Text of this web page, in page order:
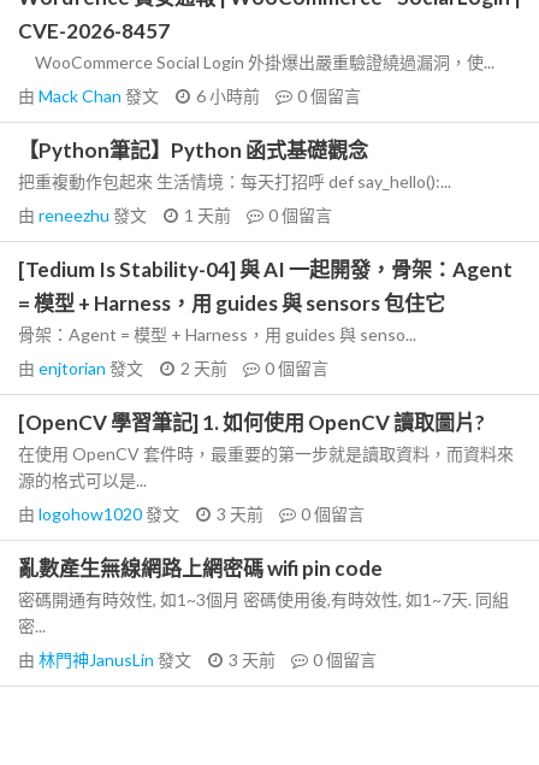
CVE-2026-8457
WooCommerce Social Login 外掛爆出嚴重驗證繞過漏洞，使...
由 Mack Chan 發文 6 小時前 0個留言
【Python筆記】Python 函式基礎觀念
把重複動作包起來 生活情境：每天打招呼 def say_hello():...
由 reneezhu 發文 1 天前 0個留言
[Tedium Is Stability-04] 與 AI 一起開發，骨架：Agent
= 模型 + Harness，用 guides 與 sensors 包住它
骨架：Agent = 模型 + Harness，用 guides 與 senso...
由 enjtorian 發文 2 天前 0個留言
[OpenCV 學習筆記] 1. 如何使用 OpenCV 讀取圖片?
在使用 OpenCV 套件時，最重要的第一步就是讀取資料，而資料來
源的格式可以是...
由 logohow1020發文 3 天前 0個留言
亂數產生無線網路上網密碼 wifi pin code
密碼開通有時效性, 如1~3個月 密碼使用後,有時效性, 如1~7天. 同組
密...
由 林門神JanusLin 發文 3 天前 0個留言